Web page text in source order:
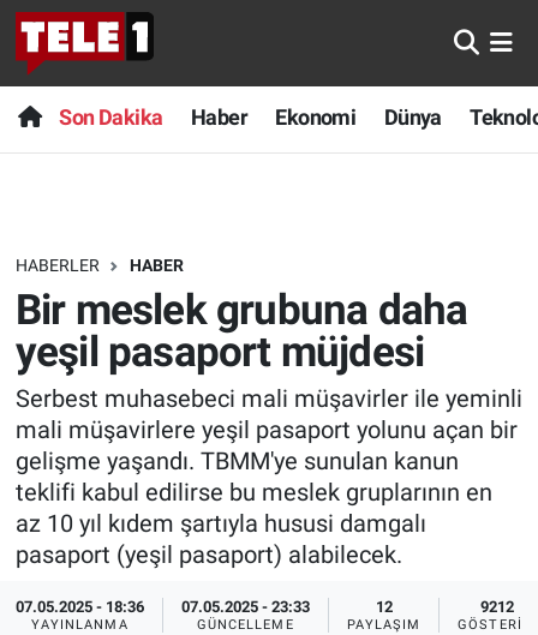
Son Dakika Haber Ekonomi Dünya
HABERLER HABER
Bir meslek grubuna daha
yeşil pasaport müjdesi
Serbest muhasebeci mali müşavirler ile yeminli
mali müşavirlere yeşil pasaport yolunu açan bir
gelişme yaşandı. TBMM'ye sunulan kanun
teklifi kabul edilirse bu meslek gruplarının en
az 10 yıl kıdem şartıyla hususi damgalı
pasaport (yeşil pasaport) alabilecek.
07.05.2025 - 18:36
YAYINLANMA
07.05.2025 - 23:33
GÜNCELLEME
12
PAYLAŞIM
9212
GÖSTERIM
Anında Manşet
Başka Sohbetler
Bilim turu
Bilim ve Teknoloji Evreni
Doğa Konuşuyor
Dünya
Ege Saati
Son Dakika
Haber
Dünya
Teknoloji
Sağlık
Spor
Yayın Akışı
Nöbetçi Eczaneler
Hava Durumu
Trafik Durumu
Süper Lig Puan Durumu ve Fikstür
Tüm Manşetler
Son Dakika Haberleri
Haber Arşivi